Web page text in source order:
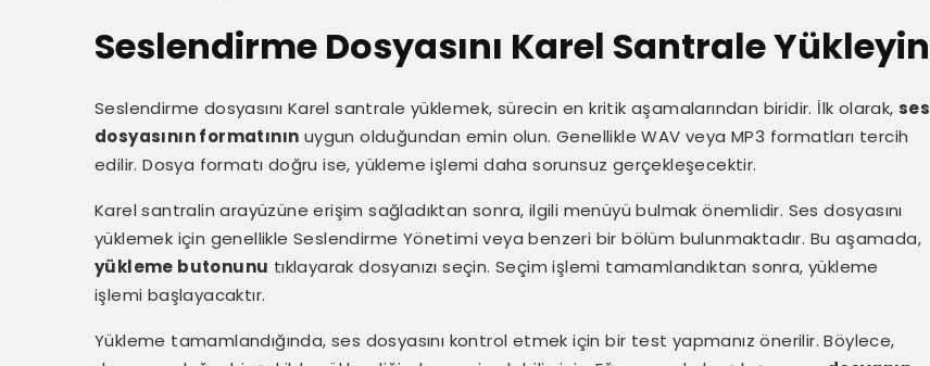
Seslendirme Dosyasını Karel Santrale Yükleyin
Seslendirme dosyasını Karel santrale yüklemek, sürecin en kritik aşamalarından biridir. İlk olarak, ses
dosyasının formatının uygun olduğundan emin olun. Genellikle WAV veya MP3 formatları tercih
edilir. Dosya formatı doğru ise, yükleme işlemi daha sorunsuz gerçekleşecektir.
Karel santralin arayüzüne erişim sağladıktan sonra, ilgili menüyü bulmak önemlidir. Ses dosyasını
yüklemek için genellikle Seslendirme Yönetimi veya benzeri bir bölüm bulunmaktadır. Bu aşamada,
yükleme butonunu tıklayarak dosyanızı seçin. Seçim işlemi tamamlandıktan sonra, yükleme
işlemi başlayacaktır.
Yükleme tamamlandığında, ses dosyasını kontrol etmek için bir test yapmanız önerilir. Böylece,